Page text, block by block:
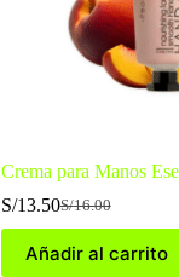
Crema para Manos
S/16.00
El
original
S/13.50El
actual
Añadir al carrito